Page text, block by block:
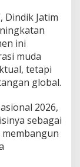
Dindik Jatim
ini
muda
tetapi
global.
2026,
sebagai